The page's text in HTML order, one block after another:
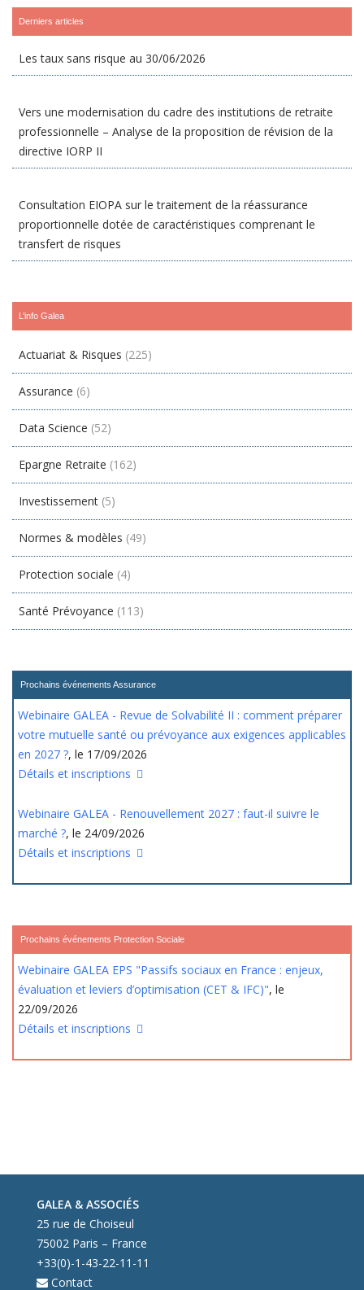
Derniers articles
Les taux sans risque au 30/06/2026
Vers une modernisation du cadre des institutions de retraite
professionnelle – Analyse de la proposition de révision de la
directive IORP II
Consultation EIOPA sur le traitement de la réassurance
proportionnelle dotée de caractéristiques comprenant le
transfert de risques
L’info Galea
Actuariat & Risques (225)
Assurance (6)
Data Science (52)
Epargne Retraite (162)
Investissement (5)
Normes & modèles (49)
Protection sociale (4)
Santé Prévoyance (113)
Prochains événements Assurance
Webinaire GALEA - Revue de Solvabilité II : comment préparer
votre mutuelle santé ou prévoyance aux exigences applicables
en 2027 ?, le 17/09/2026
Détails et inscriptions
Webinaire GALEA - Renouvellement 2027 : faut-il suivre le
marché ?, le 24/09/2026
Détails et inscriptions
Prochains événements Protection Sociale
Webinaire GALEA EPS "Passifs sociaux en France : enjeux,
évaluation et leviers d’optimisation (CET & IFC)", le
22/09/2026
Détails et inscriptions
GALEA & ASSOCIÉS
25 rue de Choiseul
75002 Paris – France
+33(0)-1-43-22-11-11
Contact